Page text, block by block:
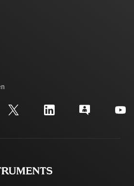
Foren
zu Bestellungen